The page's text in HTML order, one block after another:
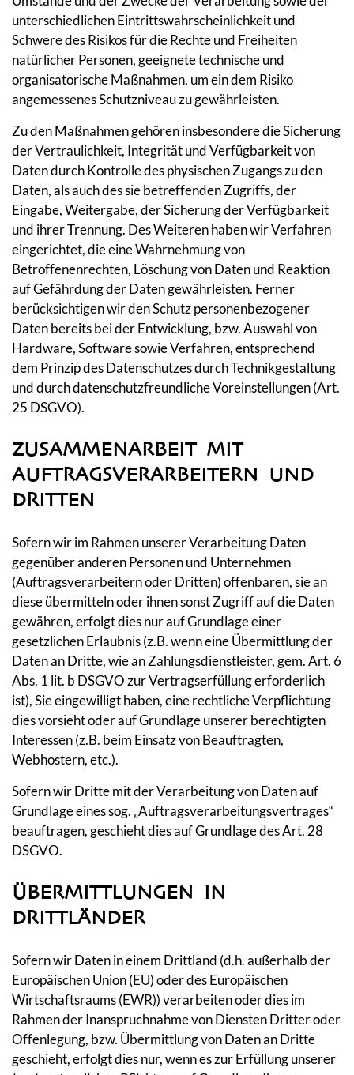
unterschiedlichen Eintrittswahrscheinlichkeit und
Schwere des Risikos für die Rechte und Freiheiten
natürlicher Personen, geeignete technische und
organisatorische Maßnahmen, um ein dem Risiko
angemessenes Schutzniveau zu gewährleisten.
Zu den Maßnahmen gehören insbesondere die Sicherung
der Vertraulichkeit, Integrität und Verfügbarkeit von
Daten durch Kontrolle des physischen Zugangs zu den
Daten, als auch des sie betreffenden Zugriffs, der
Eingabe, Weitergabe, der Sicherung der Verfügbarkeit
und ihrer Trennung. Des Weiteren haben wir Verfahren
eingerichtet, die eine Wahrnehmung von
Betroffenenrechten, Löschung von Daten und Reaktion
auf Gefährdung der Daten gewährleisten. Ferner
berücksichtigen wir den Schutz personenbezogener
Daten bereits bei der Entwicklung, bzw. Auswahl von
Hardware, Software sowie Verfahren, entsprechend
dem Prinzip des Datenschutzes durch Technikgestaltung
und durch datenschutzfreundliche Voreinstellungen (Art.
25 DSGVO).
ZUSAMMENARBEIT MIT
AUFTRAGSVERARBEITERN UND
DRITTEN
Sofern wir im Rahmen unserer Verarbeitung Daten
gegenüber anderen Personen und Unternehmen
(Auftragsverarbeitern oder Dritten) offenbaren, sie an
diese übermitteln oder ihnen sonst Zugriff auf die Daten
gewähren, erfolgt dies nur auf Grundlage einer
gesetzlichen Erlaubnis (z.B. wenn eine Übermittlung der
Daten an Dritte, wie an Zahlungsdienstleister, gem. Art. 6
Abs. 1 lit. b DSGVO zur Vertragserfüllung erforderlich
ist), Sie eingewilligt haben, eine rechtliche Verpflichtung
dies vorsieht oder auf Grundlage unserer berechtigten
Interessen (z.B. beim Einsatz von Beauftragten,
Webhostern, etc.).
Sofern wir Dritte mit der Verarbeitung von Daten auf
Grundlage eines sog. „Auftragsverarbeitungsvertrages“
beauftragen, geschieht dies auf Grundlage des Art. 28
DSGVO.
ÜBERMITTLUNGEN IN
DRITTLÄNDER
Sofern wir Daten in einem Drittland (d.h. außerhalb der
Europäischen Union (EU) oder des Europäischen
Wirtschaftsraums (EWR)) verarbeiten oder dies im
Rahmen der Inanspruchnahme von Diensten Dritter oder
Offenlegung, bzw. Übermittlung von Daten an Dritte
geschieht, erfolgt dies nur, wenn es zur Erfüllung unserer